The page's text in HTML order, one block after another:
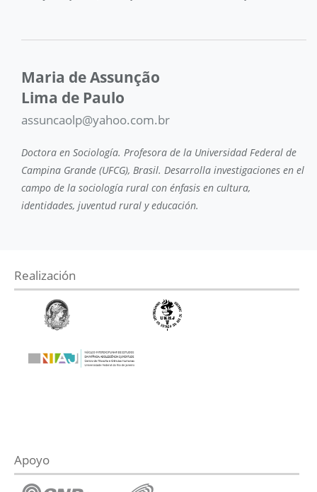
Maria de Assunção
Lima de Paulo
assuncaolp@yahoo.com.br
Doctora en Sociología. Profesora de la Universidad Federal de
Campina Grande (UFCG), Brasil. Desarrolla investigaciones en el
campo de la sociología rural con énfasis en cultura,
identidades, juventud rural y educación.
Realización
Apoyo